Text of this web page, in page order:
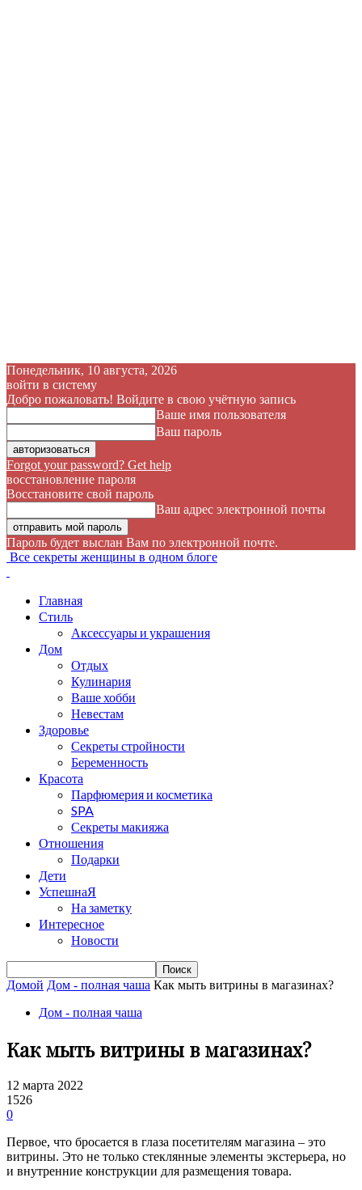
Понедельник, 10 августа, 2026
войти в систему
Добро пожаловать! Войдите в свою учётную запись
Ваше имя пользователя
Ваш пароль
Forgot your password? Get help
восстановление пароля
Восстановите свой пароль
Ваш адрес электронной почты
Пароль будет выслан Вам по электронной почте.
Все секреты женщины в одном блоге
Главная
Стиль
Аксессуары и украшения
Дом
Отдых
Кулинария
Ваше хобби
Невестам
Здоровье
Секреты стройности
Беременность
Красота
Парфюмерия и косметика
SPA
Секреты макияжа
Отношения
Подарки
Дети
УспешнаЯ
На заметку
Интересное
Новости
Домой Дом - полная чаша Как мыть витрины в магазинах?
Дом - полная чаша
Как мыть витрины в магазинах?
12 марта 2022
1526
0
Первое, что бросается в глаза посетителям магазина – это
витрины. Это не только стеклянные элементы экстерьера, но
и внутренние конструкции для размещения товара.